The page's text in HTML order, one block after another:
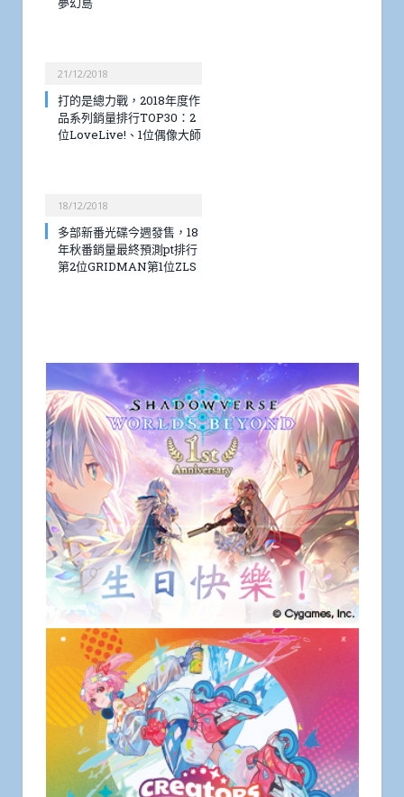
21/12/2018
打的是總力戰，2018年度作
品系列銷量排行TOP30：2
位LoveLive!、1位偶像大師
18/12/2018
多部新番光碟今週發售，18
年秋番銷量最終預測pt排行
第2位GRIDMAN第1位ZLS